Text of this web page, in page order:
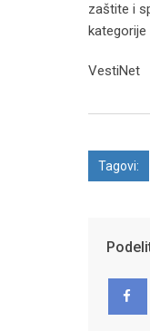
zaštite i
VestiNet
Tagovi: